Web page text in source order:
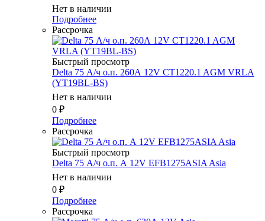
Нет в наличии
Подробнее
Рассрочка
Быстрый просмотр
Delta 75 А/ч о.п. 260А 12V CT1220.1 AGM VRLA
(YT19ВL-BS)
Нет в наличии
0 ₽
Подробнее
Рассрочка
Быстрый просмотр
Delta 75 А/ч о.п. А 12V EFB1275ASIA Asia
Нет в наличии
0 ₽
Подробнее
Рассрочка